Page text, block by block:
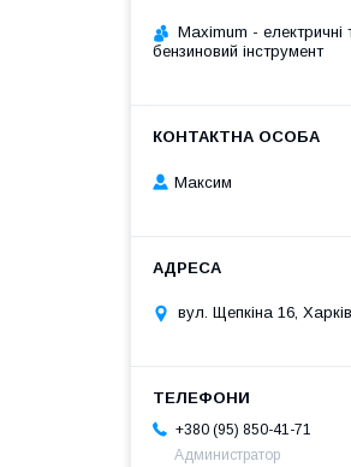
Maximum - електричні
бензиновий інструмент
Максим
вул. Щепкіна 16,
+380 (95) 850-41-71
Администратор